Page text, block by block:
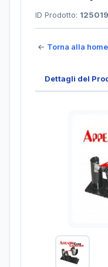
ID Prodotto: 125019
← Torna alla
Dettagli del